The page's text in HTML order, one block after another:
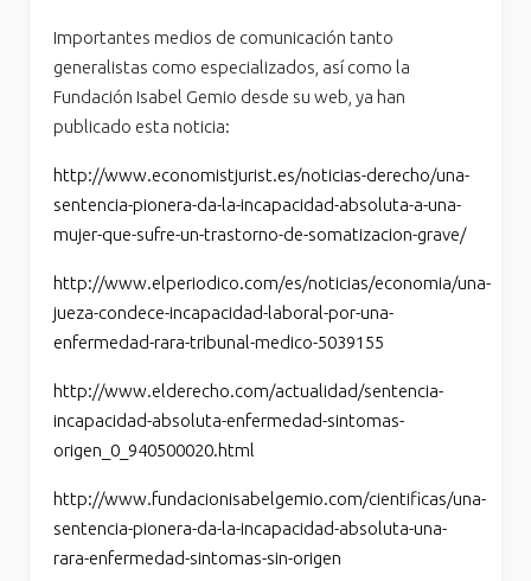
Importantes medios de comunicación tanto
generalistas como especializados, así como la
Fundación Isabel Gemio desde su web, ya han
publicado esta noticia:
http://www.economistjurist.es/noticias-derecho/una-
sentencia-pionera-da-la-incapacidad-absoluta-a-una-
mujer-que-sufre-un-trastorno-de-somatizacion-grave/
http://www.elperiodico.com/es/noticias/economia/una-
jueza-condece-incapacidad-laboral-por-una-
enfermedad-rara-tribunal-medico-5039155
http://www.elderecho.com/actualidad/sentencia-
incapacidad-absoluta-enfermedad-sintomas-
origen_0_940500020.html
http://www.fundacionisabelgemio.com/cientificas/una-
sentencia-pionera-da-la-incapacidad-absoluta-una-
rara-enfermedad-sintomas-sin-origen